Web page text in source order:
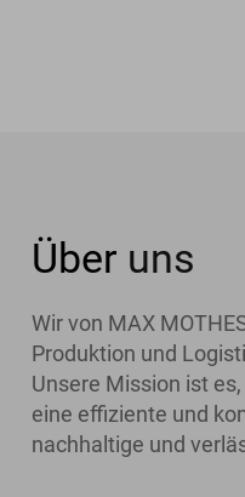
Über uns
Wir von MAX
Produktion und
Unsere Mission ist
eine effiziente und
nachhaltige und